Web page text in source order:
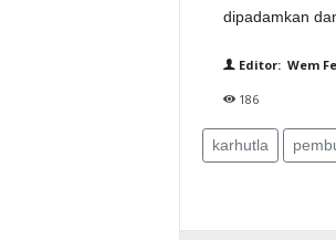
dipadamkan
Editor: Wem
186
karhutla